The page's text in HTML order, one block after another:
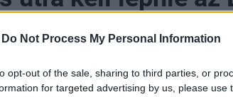
Do Not Process My Personal Information
opt-out of the sale, sharing to third parties, or
for targeted advertising by us, please use